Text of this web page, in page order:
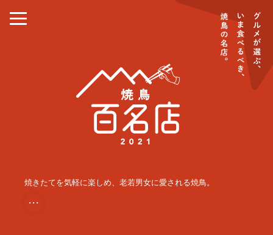
焼きたてを気軽に楽しめ、老若男女に愛される焼鳥。
・・・